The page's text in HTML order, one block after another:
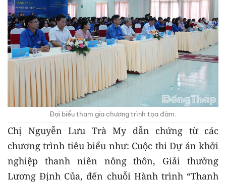
Đại biểu tham gia chương trình tọa đàm.
Chị Nguyễn Lưu Trà My dẫn chứng từ các
chương trình tiêu biểu như: Cuộc thi Dự án khởi
nghiệp thanh niên nông thôn, Giải thưởng
Lương Định Của, đến chuỗi Hành trình “Thanh